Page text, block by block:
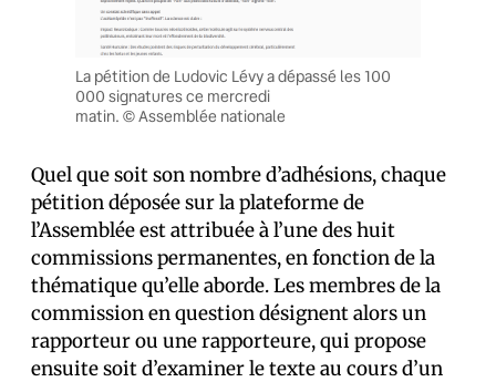
La pétition de Ludovic Lévy a dépassé les 100
000 signatures ce mercredi
matin. © Assemblée nationale
Quel que soit son nombre d’adhésions, chaque
pétition déposée sur la plateforme de
l’Assemblée est attribuée à l’une des huit
commissions permanentes, en fonction de la
thématique qu’elle aborde. Les membres de la
commission en question désignent alors un
rapporteur ou une rapporteure, qui propose
ensuite soit d’examiner le texte au cours d’un